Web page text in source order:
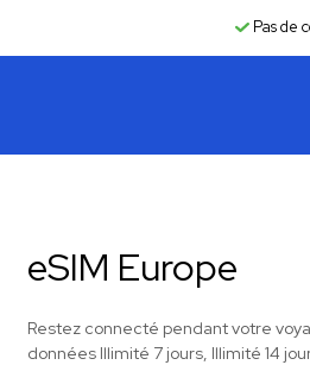
Pas de
eSIM Europe
Restez connecté pendant votre
données Illimité 7 jours, Illimité 14